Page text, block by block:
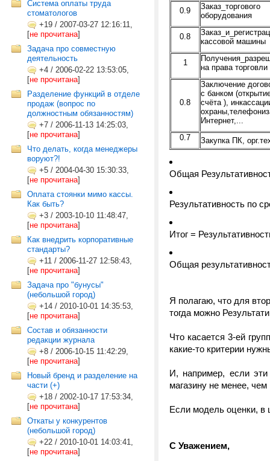
Система оплаты труда
стоматологов
+19 / 2007-03-27 12:16:11,
[не прочитана]
Задача про совместную
деятельность
+4 / 2006-02-22 13:53:05,
[не прочитана]
Разделение функций в отделе
продаж (вопрос по
должностным обязанностям)
+7 / 2006-11-13 14:25:03,
[не прочитана]
Что делать, когда менеджеры
воруют?!
+5 / 2004-04-30 15:30:33,
[не прочитана]
Оплата стоянки мимо кассы.
Как быть?
+3 / 2003-10-10 11:48:47,
[не прочитана]
Как внедрить корпоративные
стандарты?
+11 / 2006-11-27 12:58:43,
[не прочитана]
Задача про "бунусы"
(небольшой город)
+14 / 2010-10-01 14:35:53,
[не прочитана]
Состав и обязанности
редакции журнала
+8 / 2006-10-15 11:42:29,
[не прочитана]
Новый бренд и разделение на
части (+)
+18 / 2002-10-17 17:53:34,
[не прочитана]
Откаты у конкурентов
(небольшой город)
+22 / 2010-10-01 14:03:41,
[не прочитана]
0.9
Заказ_торгового
оборудования
0.8
кассовой машины
1
на права торговли
0.8
Заключение
с банком
счёта ),
Интернет,...
0.7
Закупка ПК,
Общая
Результативность по
Итог =
Общая
Я полагаю, что для
тогда можно
Что касается 3-ей
какие-то критерии
И, например, если эти
магазину не менее,
Если модель оценки, в
С Уважением,